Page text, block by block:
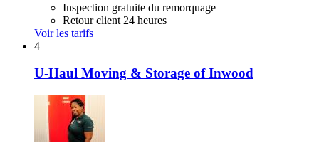
Inspection gratuite du remorquage
Retour client 24 heures
Voir les tarifs
4
U-Haul Moving & Storage of Inwood